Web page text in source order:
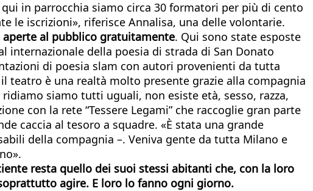
in parrocchia siamo circa 30 formatori per più di cento
le iscrizioni», riferisce Annalisa, una delle volontarie.
aperte al pubblico gratuitamente. Qui sono state esposte
internazionale della poesia di strada di San Donato
di poesia slam con autori provenienti da tutta
teatro è una realtà molto presente grazie alla compagnia
siamo tutti uguali, non esiste età, sesso, razza,
con la rete “Tessere Legami” che raccoglie gran parte
caccia al tesoro a squadre. «È stata una grande
della compagnia –. Veniva gente da tutta Milano e
resta quello dei suoi stessi abitanti che, con la loro
agire. E loro lo fanno ogni giorno.